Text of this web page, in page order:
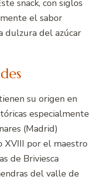
snack, con siglos
el sabor
dulzura del azúcar
su origen en
especialmente
(Madrid)
XVIII por el maestro
de Briviesca
del valle de